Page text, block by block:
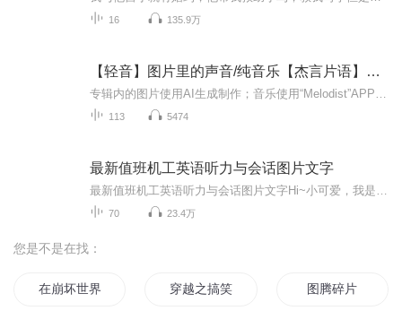
16 135.9万
【轻音】图片里的声音/纯音乐【杰言片语】【停更】
113 5474
最新值班机工英语听力与会话图片文字
70 23.4万
您是不是在找：
在崩坏世界里的我再也收不到刀片
穿越之搞笑修行 图腾碎片